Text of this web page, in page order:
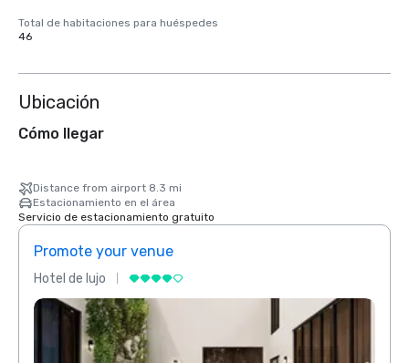
Total de habitaciones para huéspedes
46
Ubicación
Cómo llegar
Distance from airport 8.3 mi
Estacionamiento en el área
Servicio de estacionamiento gratuito
Promote your venue
Hotel de lujo